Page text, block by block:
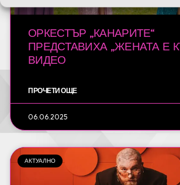
ОРКЕСТЪР „КАНАРИТЕ“
ПРЕДСТАВИХА „ЖЕНАТА Е
ВИДЕО
ПРОЧЕТИ ОЩЕ
06.06.2025
АКТУАЛНО